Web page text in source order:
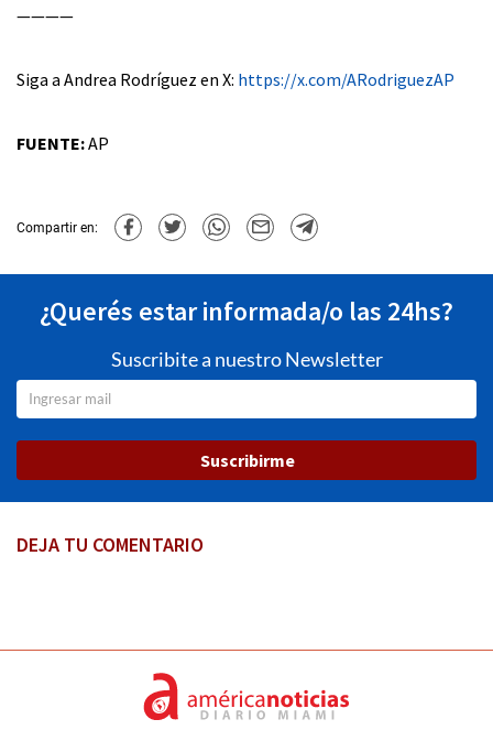
————
Siga a Andrea Rodríguez en X: https://x.com/ARodriguezAP
FUENTE:AP
Compartir en:
¿Querés estar informada/o las 24hs?
Suscribite a nuestro Newsletter
Suscribirme
DEJA TU COMENTARIO